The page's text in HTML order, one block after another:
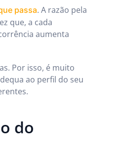
passa. A razão pela
que, a cada
aumenta
Por isso, é muito
ao perfil do seu
do